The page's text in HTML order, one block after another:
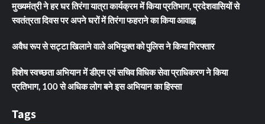
मुख्यमंत्री ने हर घर तिरंगा यात्रा कार्यक्रम में किया प्रतिभाग, प्रदेशवासियों से
स्वतंत्रता दिवस पर अपने घरों में तिरंगा फहराने का किया आवाह्न
अवैध रूप से सट्टा खिलाने वाले अभियुक्त को पुलिस ने किया गिरफ्तार
विशेष स्वच्छता अभियान में डीएम एवं सचिव विधिक सेवा प्राधिकरण ने किया
प्रतिभाग, 100 से अधिक लोग बने इस अभियान का हिस्सा
Tags